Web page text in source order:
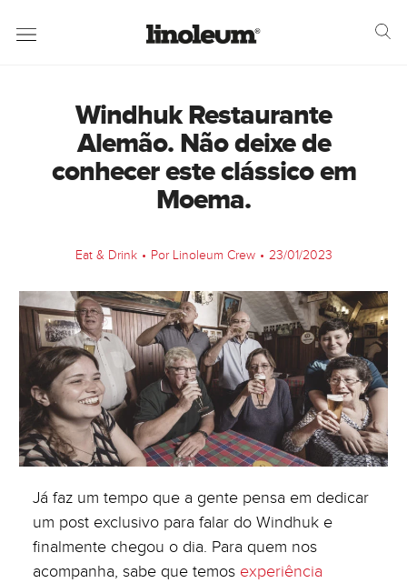
Windhuk Restaurante
Alemão. Não deixe de
conhecer este clássico em
Moema.
Eat & Drink • Por Linoleum Crew • 23/01/2023
Já faz um tempo que a gente pensa em dedicar
um post exclusivo para falar do Windhuk e
finalmente chegou o dia. Para quem nos
acompanha, sabe que temos experiência